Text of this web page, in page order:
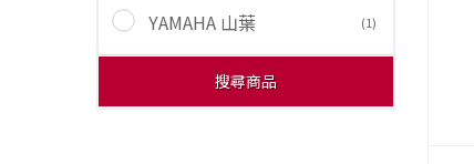
YAMAHA 山葉 (1)
搜尋商品